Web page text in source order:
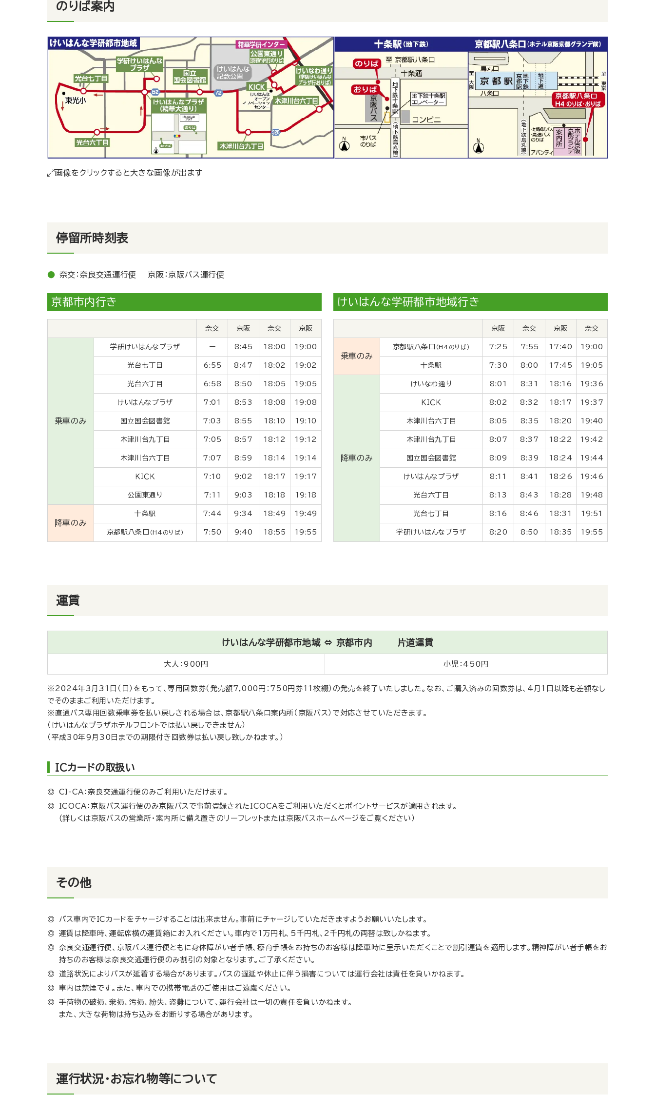
のりば案内
画像をクリックすると大きな画像が出ます
停留所時刻表
奈交：奈良交通運行便 京阪：京阪バス運行便
京都市内行き
奈交 京阪 奈交 京阪
乗車のみ
学研けいはんなプラザ ー 8:45 18:00 19:00
光台七丁目 6:55 8:47 18:02 19:02
光台六丁目 6:58 8:50 18:05 19:05
けいはんなプラザ 7:01 8:53 18:08 19:08
国立国会図書館 7:03 8:55 18:10 19:10
木津川台九丁目 7:05 8:57 18:12 19:12
木津川台六丁目 7:07 8:59 18:14 19:14
ＫＩＣＫ 7:10 9:02 18:17 19:17
公園東通り 7:11 9:03 18:18 19:18
降車のみ
十条駅 7:44 9:34 18:49 19:49
京都駅八条口 （H4のりば） 7:50 9:40 18:55 19:55
けいはんな学研都市地域行き
京阪 奈交 京阪 奈交
乗車のみ
京都駅八条口 （H4のりば） 7:25 7:55 17:40 19:00
十条駅 7:30 8:00 17:45 19:05
降車のみ
けいなわ通り 8:01 8:31 18:16 19:36
ＫＩＣＫ 8:02 8:32 18:17 19:37
木津川台六丁目 8:05 8:35 18:20 19:40
木津川台九丁目 8:07 8:37 18:22 19:42
国立国会図書館 8:09 8:39 18:24 19:44
けいはんなプラザ 8:11 8:41 18:26 19:46
光台六丁目 8:13 8:43 18:28 19:48
光台七丁目 8:16 8:46 18:31 19:51
学研けいはんなプラザ 8:20 8:50 18:35 19:55
運賃
けいはんな学研都市地域 ⇔ 京都市内 片道運賃
大人：900円 小児：450円
※2024年3月31日（日）をもって、専用回数券（発売額7,000円：750円券11枚綴）の発売を終了いたしました。なお、ご購入済みの回数券は、4月1日以降も差額なし
でそのままご利用いただけます。
※直通バス専用回数乗車券を払い戻しされる場合は、京都駅八条口案内所（京阪バス）で対応させていただきます。
（けいはんなプラザホテルフロントでは払い戻しできません）
（平成30年9月30日までの期限付き回数券は払い戻し致しかねます。）
ICカードの取扱い
CI-CA：奈良交通運行便のみご利用いただけます。
ICOCA：京阪バス運行便のみ京阪バスで事前登録されたICOCAをご利用いただくとポイントサービスが適用されます。
(詳しくは京阪バスの営業所・案内所に備え置きのリーフレットまたは京阪バスホームページをご覧ください）
その他
バス車内でICカードをチャージすることは出来ません。事前にチャージしていただきますようお願いいたします。
運賃は降車時、運転席横の運賃箱にお入れください。車内で1万円札、5千円札、2千円札の両替は致しかねます。
奈良交通運行便、京阪バス運行便ともに身体障がい者手帳、療育手帳をお持ちのお客様は降車時に呈示いただくことで割引運賃を適用します。精神障がい者手帳をお
持ちのお客様は奈良交通運行便のみ割引の対象となります。ご了承ください。
道路状況によりバスが延着する場合があります。バスの遅延や休止に伴う損害については運行会社は責任を負いかねます。
車内は禁煙です。また、車内での携帯電話のご使用はご遠慮ください。
手荷物の破損、棄損、汚損、紛失、盗難について、運行会社は一切の責任を負いかねます。
また、大きな荷物は持ち込みをお断りする場合があります。
運行状況・お忘れ物等について